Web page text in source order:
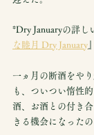
*Dry Januaryの詳し
な睦月 Dry January
一ヵ月の断酒をや
も、ついつい惰性
酒、お酒との付き
きる機会になった